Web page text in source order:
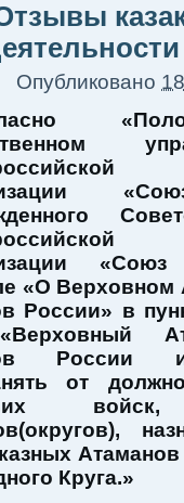
Опубликовано
«О Верховном
России» в
России
от
войск,
Круга.»